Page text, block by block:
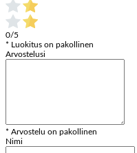
0/5
* Luokitus on pakollinen
Arvostelusi
* Arvostelu on pakollinen
Nimi